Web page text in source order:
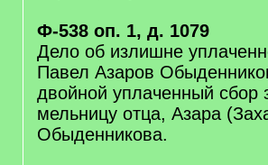
Ф-538 оп. 1, д. 1079
Дело об излишне
Павел Азаров
двойной уплаченный сбор
мельницу отца, Азара
Обыденникова.